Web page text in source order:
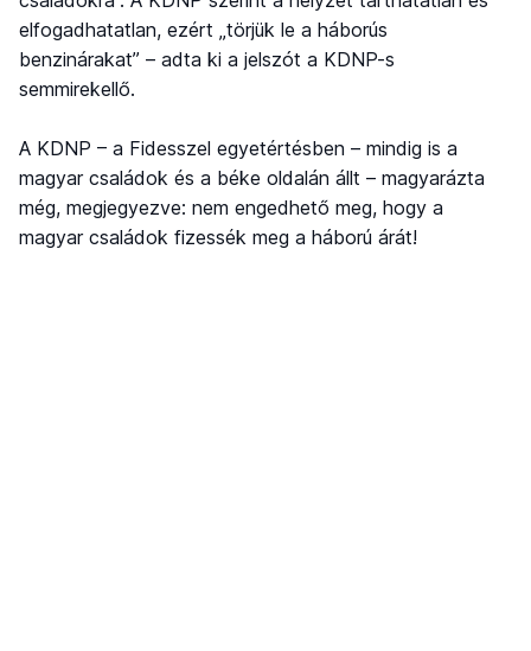
elfogadhatatlan, ezért „törjük le a háborús
benzinárakat” – adta ki a jelszót a KDNP-s
semmirekellő.
A KDNP – a Fidesszel egyetértésben – mindig is a
magyar családok és a béke oldalán állt – magyarázta
még, megjegyezve: nem engedhető meg, hogy a
magyar családok fizessék meg a háború árát!